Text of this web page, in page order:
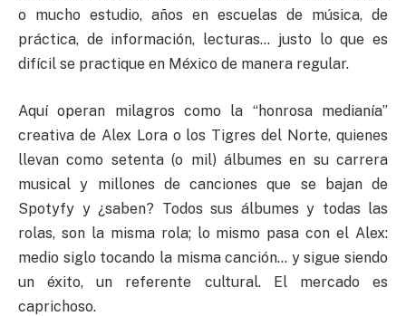
o mucho estudio, años en escuelas de música, de
práctica, de información, lecturas… justo lo que es
difícil se practique en México de manera regular.
Aquí operan milagros como la “honrosa medianía”
creativa de Alex Lora o los Tigres del Norte, quienes
llevan como setenta (o mil) álbumes en su carrera
musical y millones de canciones que se bajan de
Spotyfy y ¿saben? Todos sus álbumes y todas las
rolas, son la misma rola; lo mismo pasa con el Alex:
medio siglo tocando la misma canción… y sigue siendo
un éxito, un referente cultural. El mercado es
caprichoso.